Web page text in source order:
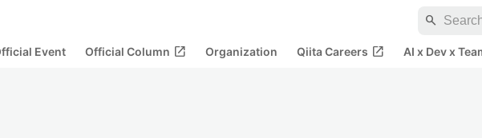
search
Event Official Column open_in_new Organization Qiita Careers open_in_new AI x Dev x